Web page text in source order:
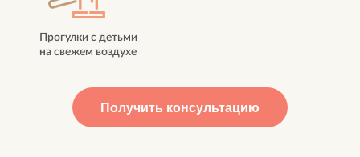
Прогулки с детьми
на свежем воздухе
Получить консультацию